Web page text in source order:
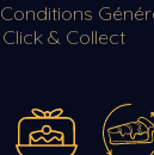
Conditions
Click & Collect